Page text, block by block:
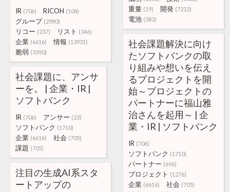
重量 (19) 開発 (7222)
電池 (382)
IR (706) RICOH (104)
グループ (2980)
リコー (237) リスト (346)
企業 (6616) 情報 (13931)
脆弱 (3390)
社会課題解決に向け
たソフトバンクの取
り組みや想いを伝え
るプロジェクトを開
始～プロジェクトの
パートナーに福山雅
治さんを起用～ | 企
業・IR | ソフトバンク
IR (706)
ソフトバンク (1710)
パートナー (696)
プロジェクト (1276)
企業 (6616) 社会 (705)
社会課題に、アンサ
ーを。 | 企業・IR |
ソフトバンク
IR (706) アンサー (23)
ソフトバンク (1710)
企業 (6616) 社会 (705)
課題 (705)
注目の生成AI系スタ
ートアップの